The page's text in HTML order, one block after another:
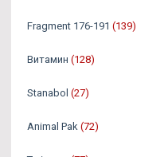
Fragment 176-191 (139)
Витамин (128)
Stanabol (27)
Animal Pak (72)